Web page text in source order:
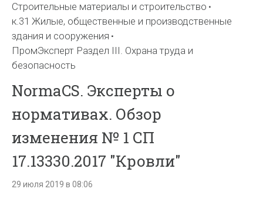
Строительные материалы и строительство
к.31 Жилые, общественные и производственные
здания и сооружения
ПромЭксперт Раздел III. Охрана труда и
безопасность
NormaCS. Эксперты о
нормативах. Обзор
изменения № 1 СП
17.13330.2017 "Кровли"
29 июля 2019 в 08:06